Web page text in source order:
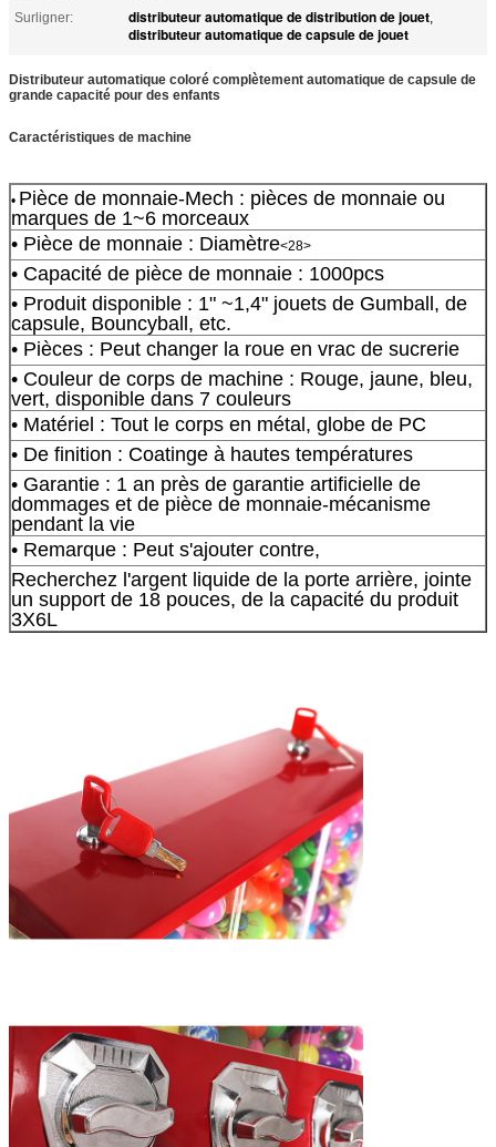
Surligner:
distributeur automatique de distribution de jouet,
distributeur automatique de capsule de jouet
Distributeur automatique coloré complètement automatique de capsule de
grande capacité pour des enfants
Caractéristiques de machine
• Pièce de monnaie-Mech : pièces de monnaie ou
marques de 1~6 morceaux
• Pièce de monnaie : Diamètre<28>
• Capacité de pièce de monnaie : 1000pcs
• Produit disponible : 1" ~1,4" jouets de Gumball, de
capsule, Bouncyball, etc.
• Pièces : Peut changer la roue en vrac de sucrerie
• Couleur de corps de machine : Rouge, jaune, bleu,
vert, disponible dans 7 couleurs
• Matériel : Tout le corps en métal, globe de PC
• De finition : Coatinge à hautes températures
• Garantie : 1 an près de garantie artificielle de
dommages et de pièce de monnaie-mécanisme
pendant la vie
• Remarque : Peut s'ajouter contre,
Recherchez l'argent liquide de la porte arrière, jointe
un support de 18 pouces, de la capacité du produit
3X6L